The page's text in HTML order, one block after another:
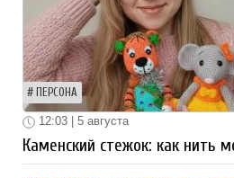
ПЕРСОНА
12:03 | 5 августа
Каменский стежок: как нить